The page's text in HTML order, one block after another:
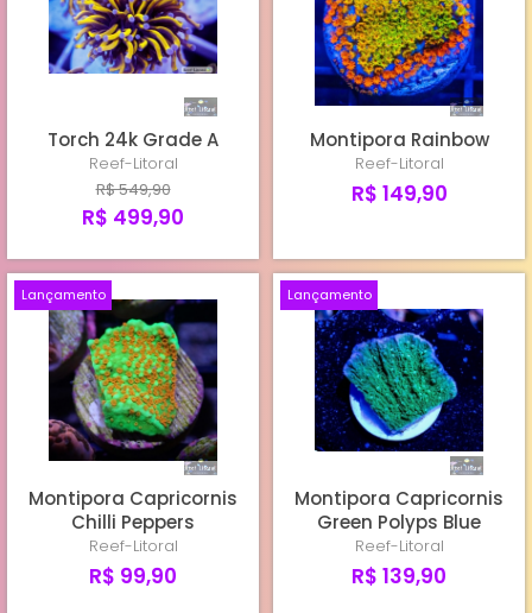
TORCHS CULTIVO REEF-LITORAL
HAMMERS
Torch 24k Grade A
Reef-Litoral
R$ 549,90
R$ 499,90
Montipora Rainbow
Reef-Litoral
R$ 149,90
Lançamento
Montipora Capricornis
Chilli Peppers
Reef-Litoral
R$ 99,90
Lançamento
Montipora Capricornis
Green Polyps Blue
Reef-Litoral
R$ 139,90